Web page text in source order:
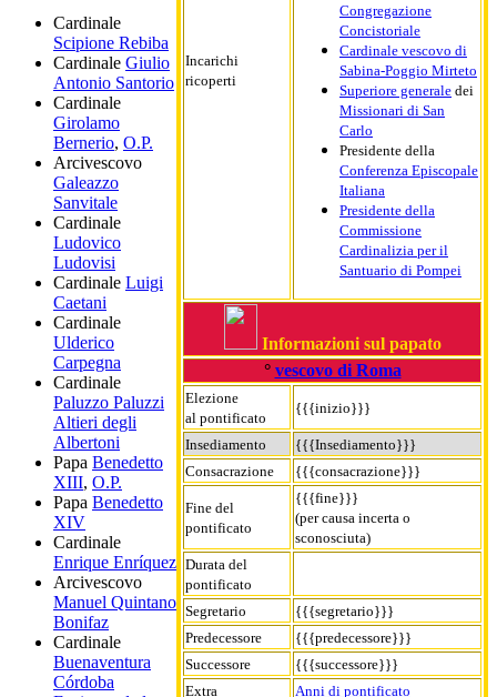
Incarichi
ricoperti
Congregazione
Concistoriale
Cardinale vescovo di
Sabina-Poggio Mirteto
Superiore generale dei
Missionari di San
Carlo
Presidente della
Conferenza Episcopale
Italiana
Presidente della
Commissione
Cardinalizia per il
Santuario di Pompei
Informazioni sul papato
° vescovo di Roma
Elezione
al pontificato
{{{inizio}}}
Insediamento
{{{Insediamento}}}
Consacrazione
{{{consacrazione}}}
Fine del
pontificato
{{{fine}}}
(per causa incerta o
sconosciuta)
Durata del
pontificato
Segretario
{{{segretario}}}
Predecessore
{{{predecessore}}}
Successore
{{{successore}}}
Extra
Anni di pontificato
Cardinale
Scipione Rebiba
Cardinale Giulio
Antonio Santorio
Cardinale
Girolamo
Bernerio, O.P.
Arcivescovo
Galeazzo
Sanvitale
Cardinale
Ludovico
Ludovisi
Cardinale Luigi
Caetani
Cardinale
Ulderico
Carpegna
Cardinale
Paluzzo Paluzzi
Altieri degli
Albertoni
Papa Benedetto
XIII, O.P.
Papa Benedetto
XIV
Cardinale
Enrique Enríquez
Arcivescovo
Manuel Quintano
Bonifaz
Cardinale
Buenaventura
Córdoba